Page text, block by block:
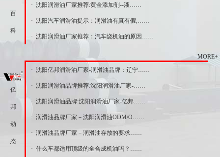
百
科
· 沈阳润滑油厂家推荐:黄金添加剂--液……
· 沈阳汽车润滑油提示：润滑油有真有假,……
· 沈阳润滑油厂家推荐：汽车烧机油的原因……
MORE+
亿
邦
动
态
· 沈阳亿邦润滑油厂家-润滑油品牌：辽宁……
· 沈阳润滑油品牌推荐:沈阳润滑油厂家-……
· 沈阳润滑油品牌:沈阳润滑油厂家-亿邦……
· 润滑油品牌厂家－沈阳润滑油ODM/O……
· 润滑油品牌厂家－润滑油存放的要求……
· 什么车都适用顶级的全合成机油吗？……